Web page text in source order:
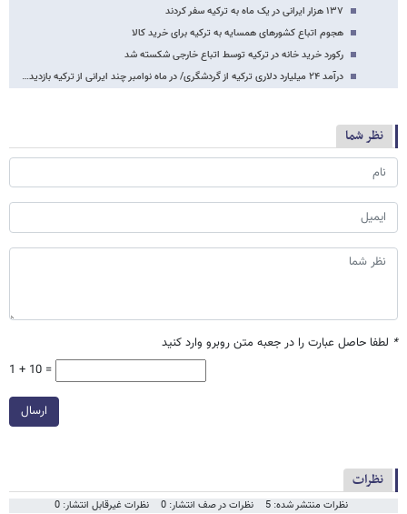
۱۳۷ هزار ایرانی در یک ماه به ترکیه سفر کردند
هجوم اتباع کشورهای همسایه به ترکیه برای خرید کالا
رکورد خرید خانه در ترکیه توسط اتباع خارجی شکسته شد
درآمد ۲۴ میلیارد دلاری ترکیه از گردشگری/ در ماه نوامبر چند ایرانی از ترکیه بازدید…
نظر شما
* لطفا حاصل عبارت را در جعبه متن روبرو وارد کنید
1 + 10 =
ارسال
نظرات
نظرات منتشر شده: 5 نظرات در صف انتشار: 0 نظرات غیرقابل انتشار: 0